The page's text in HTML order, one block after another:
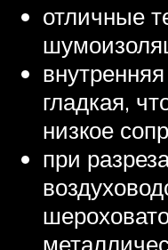
отличные
гладкая,
низкое
при